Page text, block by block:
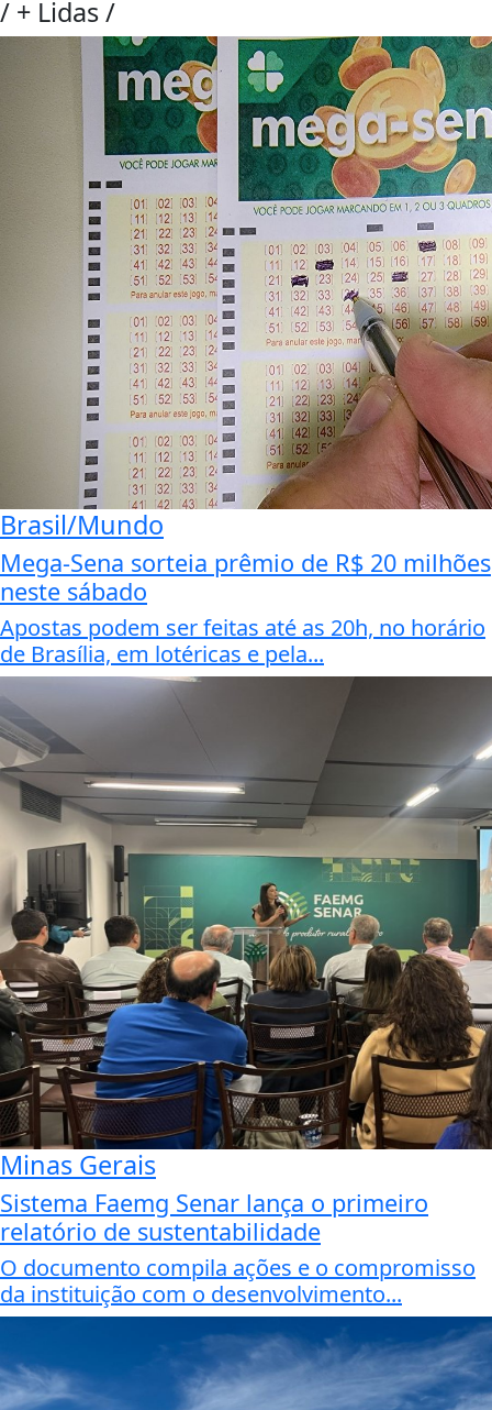
/ + Lidas/
Brasil/Mundo
Mega-Sena sorteia prêmio de R$ 20 milhões
neste sábado
Apostas podem ser feitas até as 20h, no horário
de Brasília, em lotéricas e pela...
Minas Gerais
Sistema Faemg Senar lança o primeiro
relatório de sustentabilidade
O documento compila ações e o compromisso
da instituição com o desenvolvimento...